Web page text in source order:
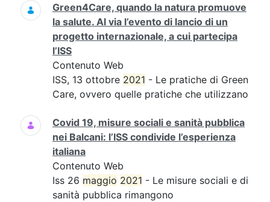
Green4Care, quando la natura promuove
la salute. Al via l’evento di lancio di un
progetto internazionale, a cui partecipa
l’ISS
Contenuto Web
ISS, 13 ottobre 2021 - Le pratiche di Green
Care, ovvero quelle pratiche che utilizzano
Covid 19, misure sociali e sanità pubblica
nei Balcani: l’ISS condivide l’esperienza
italiana
Contenuto Web
Iss 26 maggio 2021 - Le misure sociali e di
sanità pubblica rimangono